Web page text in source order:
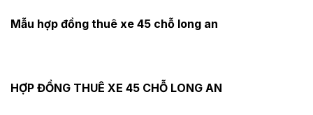
Mẫu hợp đồng thuê xe 45 chỗ long an
HỢP ĐỒNG THUÊ XE 45 CHỖ LONG AN